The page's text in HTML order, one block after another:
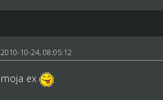
2010-10-24, 08:05:12
moja ex